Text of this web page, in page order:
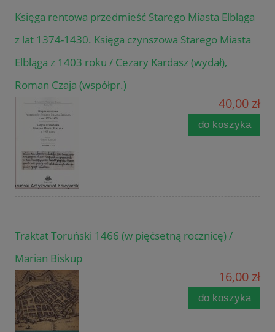
Księga rentowa przedmieść Starego Miasta Elbląga
z lat 1374-1430. Księga czynszowa Starego Miasta
Elbląga z 1403 roku / Cezary Kardasz (wydał),
Roman Czaja (współpr.)
40,00 zł
do koszyka
Traktat Toruński 1466 (w pięćsetną rocznicę) /
Marian Biskup
16,00 zł
do koszyka